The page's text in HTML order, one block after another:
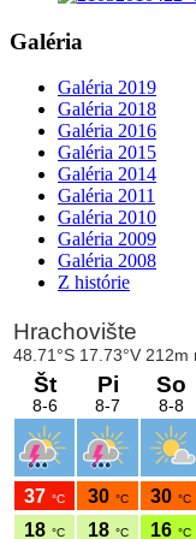
Galéria
Galéria 2019
Galéria 2018
Galéria 2016
Galéria 2015
Galéria 2014
Galéria 2011
Galéria 2010
Galéria 2009
Galéria 2008
Z histórie